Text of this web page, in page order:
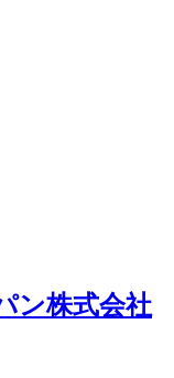
ン株式会社